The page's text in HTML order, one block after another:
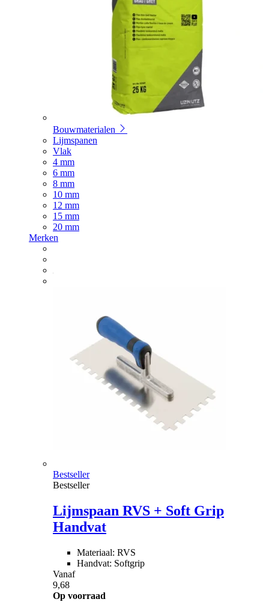
Bouwmaterialen
Lijmspanen
Vlak
4 mm
6 mm
8 mm
10 mm
12 mm
15 mm
20 mm
Merken
Bestseller
Bestseller
Lijmspaan RVS + Soft Grip
Handvat
Materiaal: RVS
Handvat: Softgrip
Vanaf
9,68
Op voorraad